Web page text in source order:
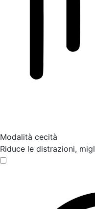
Modalità cecità
Riduce le distrazioni,